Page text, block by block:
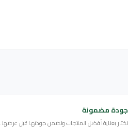
جودة مضمونة
نختار بعناية أفضل المنتجات ونضمن جودتها قبل عرضها.